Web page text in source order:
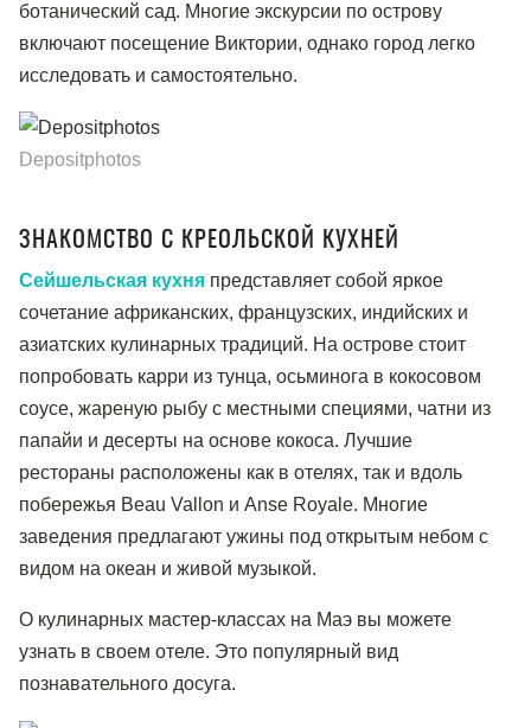
ботанический сад. Многие экскурсии по острову
включают посещение Виктории, однако город легко
исследовать и самостоятельно.
Depositphotos
ЗНАКОМСТВО С КРЕОЛЬСКОЙ КУХНЕЙ
Сейшельская кухня представляет собой яркое
сочетание африканских, французских, индийских и
азиатских кулинарных традиций. На острове стоит
попробовать карри из тунца, осьминога в кокосовом
соусе, жареную рыбу с местными специями, чатни из
папайи и десерты на основе кокоса. Лучшие
рестораны расположены как в отелях, так и вдоль
побережья Beau Vallon и Anse Royale. Многие
заведения предлагают ужины под открытым небом с
видом на океан и живой музыкой.
О кулинарных мастер-классах на Маэ вы можете
узнать в своем отеле. Это популярный вид
познавательного досуга.